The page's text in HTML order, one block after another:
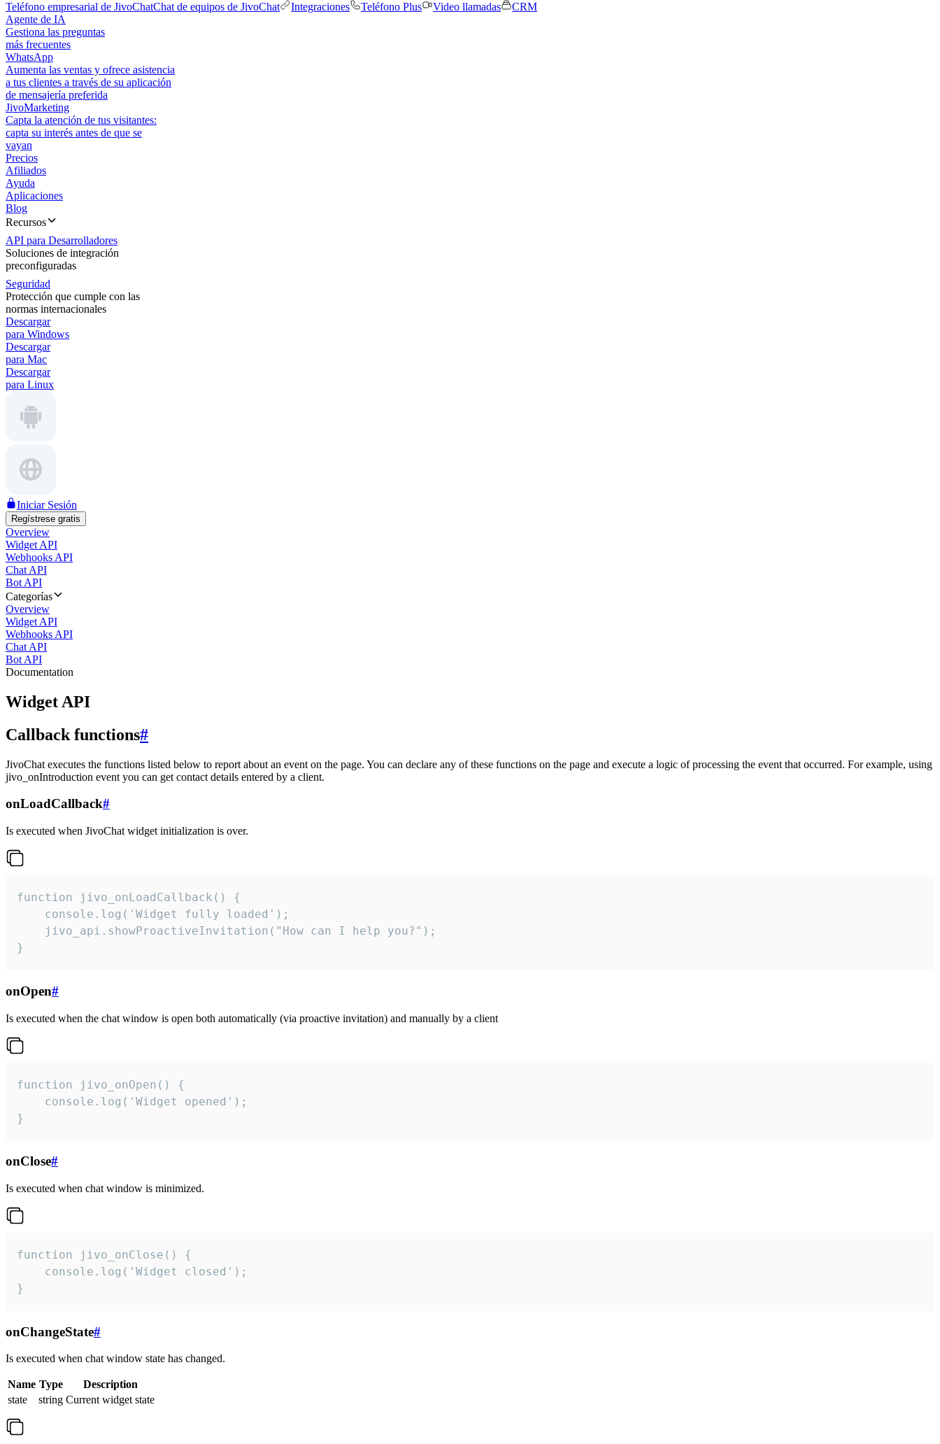
Teléfono empresarial de JivoChatChat de equipos de JivoChat Integraciones Teléfono Plus Video llamadas
CRM
Agente de IA
Gestiona las preguntas
más frecuentes
WhatsApp
Aumenta las ventas y ofrece asistencia
a tus clientes a través de su aplicación
de mensajería preferida
JivoMarketing
Capta la atención de tus visitantes:
capta su interés antes de que se
vayan
Precios
Afiliados
Ayuda
Aplicaciones
Blog
Recursos
API para Desarrolladores
Soluciones de integración
preconfiguradas
Seguridad
Protección que cumple con las
normas internacionales
Descargar
para Windows
Descargar
para Mac
Descargar
para Linux
Iniciar Sesión
Regístrese gratis
Overview
Widget API
Webhooks API
Chat API
Bot API
Categorías
Overview
Widget API
Webhooks API
Chat API
Bot API
Documentation
Widget API
Callback functions#
JivoChat executes the functions listed below to report about an event on the page. You can declare any of these functions on the page and execute a logic of processing the event that occurred. For example, using
jivo_onIntroduction event you can get contact details entered by a client.
onLoadCallback#
Is executed when JivoChat widget initialization is over.
function jivo_onLoadCallback() {
    console.log('Widget fully loaded');
    jivo_api.showProactiveInvitation("How can I help you?");
}
onOpen#
Is executed when the chat window is open both automatically (via proactive invitation) and manually by a client
function jivo_onOpen() {
    console.log('Widget opened');
}
onClose#
Is executed when chat window is minimized.
function jivo_onClose() {
    console.log('Widget closed');
}
onChangeState#
Is executed when chat window state has changed.
Name Type
Description
state
string Current widget state